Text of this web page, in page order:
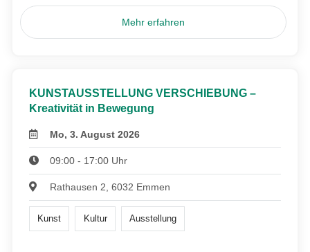
Mehr erfahren
KUNSTAUSSTELLUNG VERSCHIEBUNG –
Kreativität in Bewegung
Mo, 3. August 2026
09:00 - 17:00 Uhr
Rathausen 2, 6032 Emmen
Kunst Kultur Ausstellung